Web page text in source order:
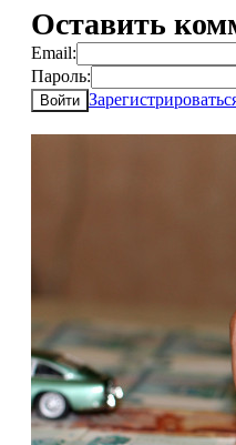
Оставить
Email:
Пароль:
Войти